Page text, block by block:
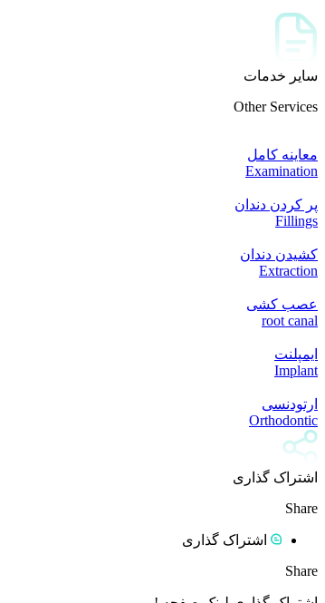
سایر خدمات
Other Services
معاینه کامل
Examination
پر کردن دندان
Fillings
کشیدن دندان
Extraction
عصب کشی
root canal
ایمپلنت
Implant
ارتودنسی
Orthodontic
اشتراک گذاری
Share
اشتراک گذاری
Share